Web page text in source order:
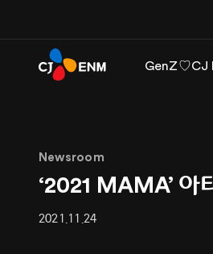
GenZ♡CJ
Newsroom
‘2021 MAMA’ 아
2021.11.24